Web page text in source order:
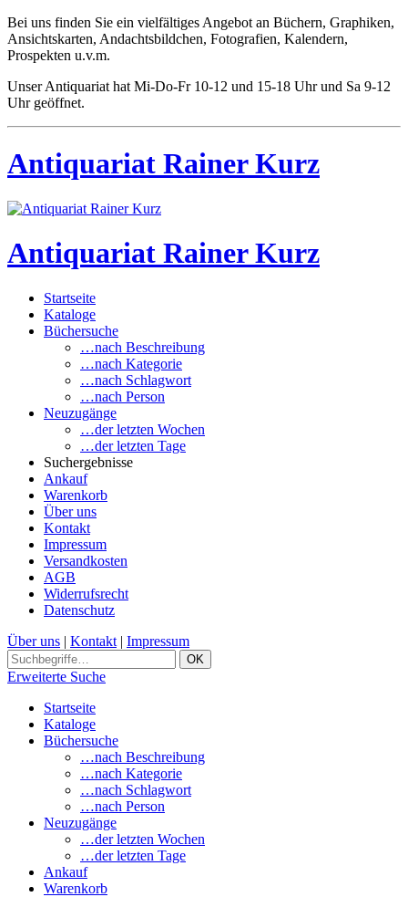
Bei uns finden Sie ein vielfältiges Angebot an Büchern, Graphiken,
Ansichtskarten, Andachtsbildchen, Fotografien, Kalendern,
Prospekten u.v.m.
Unser Antiquariat hat Mi-Do-Fr 10-12 und 15-18 Uhr und Sa 9-12
Uhr geöffnet.
Antiquariat Rainer Kurz
Antiquariat Rainer Kurz
Startseite
Kataloge
Büchersuche
…nach Beschreibung
…nach Kategorie
…nach Schlagwort
…nach Person
Neuzugänge
…der letzten Wochen
…der letzten Tage
Suchergebnisse
Ankauf
Warenkorb
Über uns
Kontakt
Impressum
Versandkosten
AGB
Widerrufsrecht
Datenschutz
Über uns | Kontakt | Impressum
Erweiterte Suche
Startseite
Kataloge
Büchersuche
…nach Beschreibung
…nach Kategorie
…nach Schlagwort
…nach Person
Neuzugänge
…der letzten Wochen
…der letzten Tage
Ankauf
Warenkorb